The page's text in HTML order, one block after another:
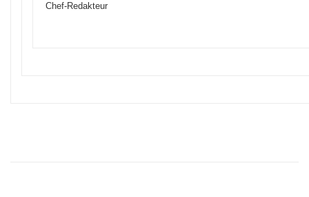
Chef-Redakteur